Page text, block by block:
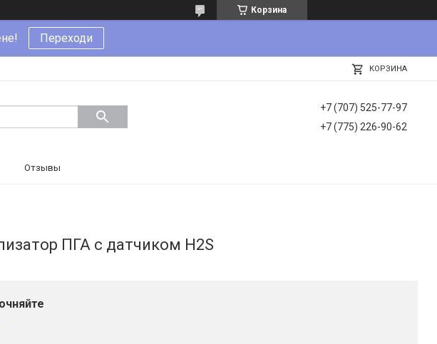
Корзина
Переходи
КОРЗИНА
+7 (707) 525-77-97
+7 (775) 226-90-62
Отзывы
ПГА с датчиком H2S